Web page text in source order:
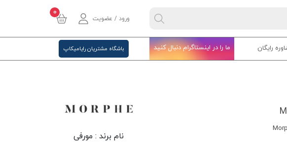
ورود / عضویت
0
رایگان ما را در اینستاگرام دنبال کنید باشگاه مشتریان رایامیکاپ
نام برند : مورفی